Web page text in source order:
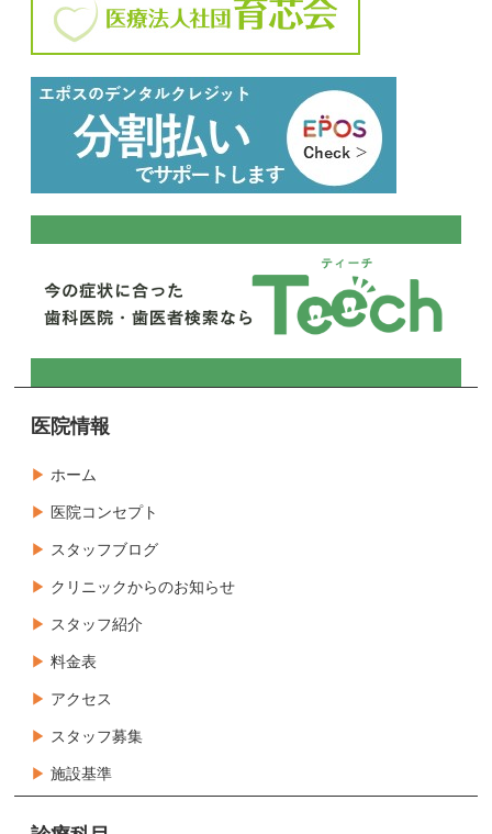
医院情報
ホーム
医院コンセプト
スタッフブログ
クリニックからのお知らせ
スタッフ紹介
料金表
アクセス
スタッフ募集
施設基準